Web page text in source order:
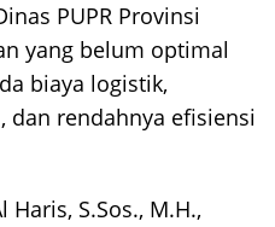
PUPR Provinsi
yang belum optimal
biaya logistik,
rendahnya efisiensi
Haris, S.Sos., M.H.,